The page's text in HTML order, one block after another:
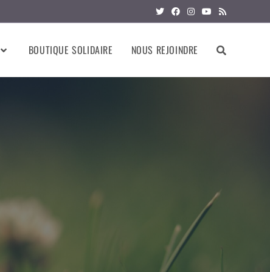
BOUTIQUE SOLIDAIRE NOUS REJOINDRE